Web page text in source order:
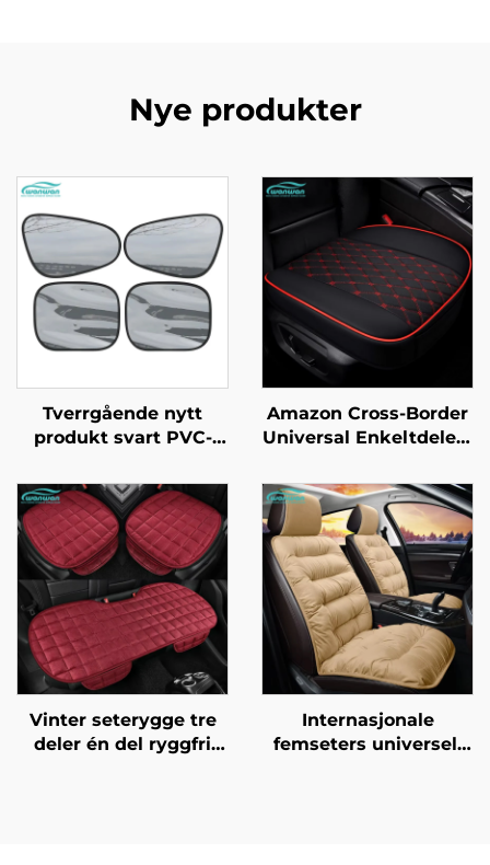
Nye produkter
Tverrgående nytt
produkt svart PVC-
solskjerm
elektrostatisk
vinduskjertel for
varmeisolering og
solkrem
Amazon Cross-Border
Universal Enkeltdelers
lærdesign Tre deler
uten ryggstøtte for
alle årstider
Vinter seterygge tre
deler én del ryggfri
Internasjonale
femseters universell